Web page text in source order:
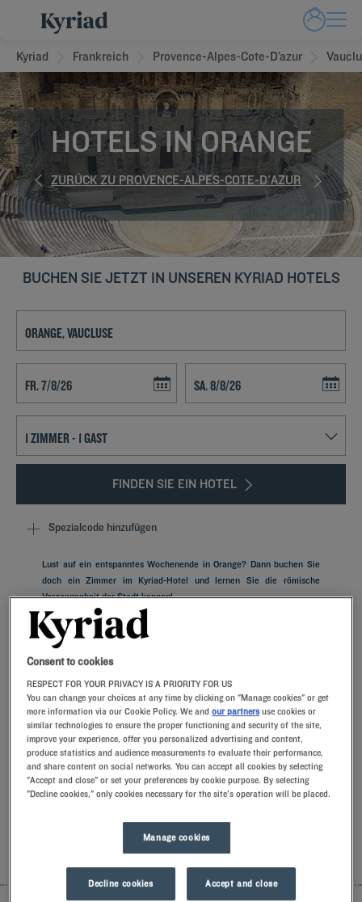
Kyriad Frankreich Provence-Alpes-Cote-D’azur
HOTELS IN ORANGE
ZURÜCK ZU PROVENCE-ALPES-COTE-D'AZUR
BUCHEN SIE JETZT IN UNSEREN KYRIAD HOTELS
FINDEN SIE EIN HOTEL
Spezialcode hinzufügen
Lust auf ein entspanntes Wochenende in Orange? Dann buchen Sie
doch ein Zimmer im Kyriad-Hotel und lernen Sie die römische
Vergangenheit der Stadt kennen!
Unsere Hotels in Orange
Lassen Sie sich verwöhnen – entdecken Sie unsere Kyriad-
Hotels in Orange. Bei Ihrer Ankunft werden Sie von unseren
Mitarbeitern mit einem Lächeln begrüßt und mit kleinen,
aufmerksamen Gesten empfangen.Entdecken Sie den
einzigartigen Komfort unserer Memoryfoam-Kissen.Und um
den Tag richtig zu beginnen, sollten Sie das Besondere bei
Kyriad kosten.Gönnen Sie sich zum Frühstück einen kühlen
LISTE KARTE
Consent to cookies
RESPECT FOR YOUR PRIVACY IS A PRIORITY FOR US
You can change your choices at any time by clicking on "Manage cookies" or get
more information via our Cookie Policy. We andour partners use cookies or
similar technologies to ensure the proper functioning and security of the site,
improve your experience, offer you personalized advertising and content,
produce statistics and audience measurements to evaluate their performance,
and share content on social networks. You can accept all cookies by selecting
"Accept and close" or set your preferences by cookie purpose. By selecting
"Decline cookies," only cookies necessary for the site's operation will be placed.
Manage cookies
Decline cookies Accept and close